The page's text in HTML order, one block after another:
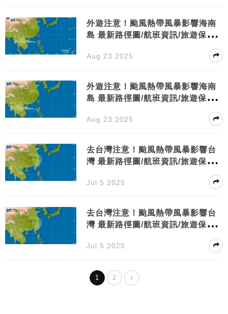
外遊注意！颱風熱帶風暴影響海南
島 最新路徑圖/航班資訊/旅遊保險
Aug 23 2025
外遊注意！颱風熱帶風暴影響海南
島 最新路徑圖/航班資訊/旅遊保險
Aug 23 2025
去台灣注意！颱風熱帶風暴影響台
灣 最新路徑圖/航班資訊/旅遊保險
Jul 5 2025
去台灣注意！颱風熱帶風暴影響台
灣 最新路徑圖/航班資訊/旅遊保險
Jul 5 2025
1 2